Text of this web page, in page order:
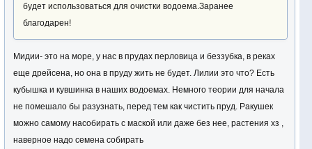
будет использоваться для очистки водоема.Заранее
благодарен!
Мидии- это на море, у нас в прудах перловица и беззубка, в реках
еще дрейсена, но она в пруду жить не будет. Лилии это что? Есть
кубышка и кувшинка в наших водоемах. Немного теории для начала
не помешало бы разузнать, перед тем как чистить пруд. Ракушек
можно самому насобирать с маской или даже без нее, растения хз ,
наверное надо семена собирать